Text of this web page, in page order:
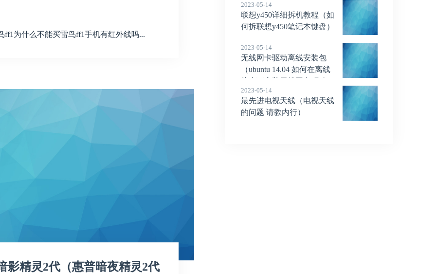
为什么不能买雷鸟ff1手机有红外线吗...
影精灵2代（惠普暗夜精灵2代
2023-05-14
联想y450详细拆机教程（如
何拆联想y450笔记本键盘）
2023-05-14
无线网卡驱动离线安装包
（ubuntu 14.04 如何在离线
2023-05-14
最先进电视天线（电视天线
的问题 请教内行）